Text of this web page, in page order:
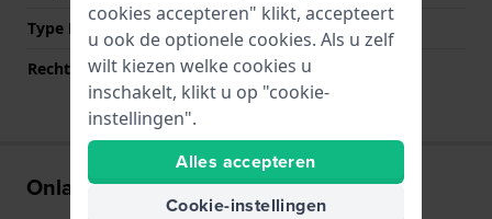
Type Bevestiging
Bandpennen
Rechte aanzet
Ja
Onlangs bekeken
cookies accepteren" klikt, accepteert
u ook de optionele cookies. Als u zelf
wilt kiezen welke cookies u
inschakelt, klikt u op "cookie-
instellingen".
Alles accepteren
Cookie-instellingen